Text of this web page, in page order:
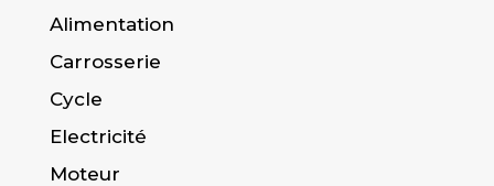
Alimentation
Carrosserie
Cycle
Electricité
Moteur